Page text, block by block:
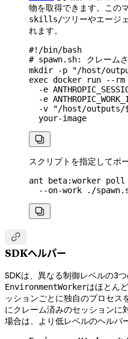
物を取得できます。この
skills/ツリーやエージ
れます。
#!/bin/bash
# spawn.sh: クレームさ
mkdir -p "/host/
exec docker run --rm
  -e
  -e
  -v
"/host/outputs/
  your-image

スクリプトを指定してポ
ant beta:worker poll
  --on-work
./


SDKヘルパー
SDKは、異なる制御レベルの3
EnvironmentWorkerはほとん
ッションごとに独自のプロセス
にクレーム済みのセッションに
場合は、より低レベルのヘルパ